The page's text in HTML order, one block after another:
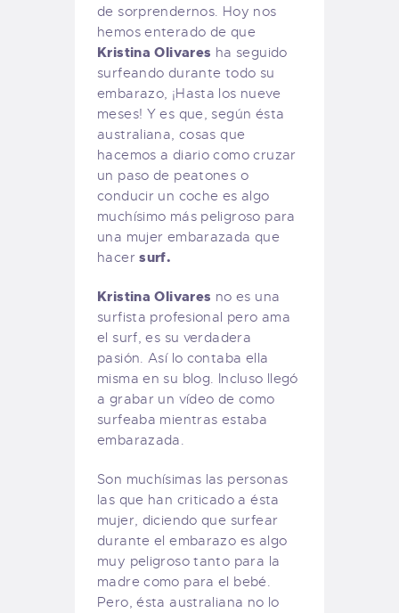
de sorprendernos. Hoy nos
hemos enterado de que
Kristina Olivares ha seguido
surfeando durante todo su
embarazo, ¡Hasta los nueve
meses! Y es que, según ésta
australiana, cosas que
hacemos a diario como cruzar
un paso de peatones o
conducir un coche es algo
muchísimo más peligroso para
una mujer embarazada que
hacersurf.
Kristina Olivares no es una
surfista profesional pero ama
el surf, es su verdadera
pasión. Así lo contaba ella
misma en su blog. Incluso llegó
a grabar un vídeo de como
surfeaba mientras estaba
embarazada.
Son muchísimas las personas
las que han criticado a ésta
mujer, diciendo que surfear
durante el embarazo es algo
muy peligroso tanto para la
madre como para el bebé.
Pero, ésta australiana no lo